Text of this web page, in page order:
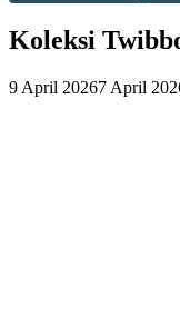
Koleksi
9 April 20267 April